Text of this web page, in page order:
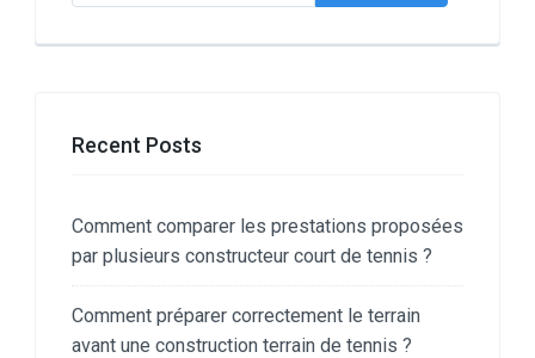
Recent Posts
Comment comparer les prestations proposées
par plusieurs constructeur court de tennis ?
Comment préparer correctement le terrain
avant une construction terrain de tennis ?